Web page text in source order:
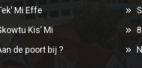
Mi Effe
Kis’ Mi
de poort bij ?